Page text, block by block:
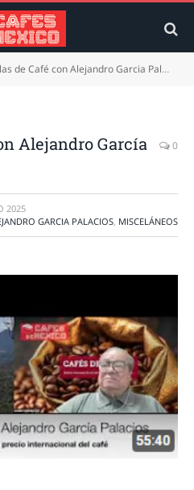
de Café con Alejandro Garcia Palacios
Alejandro García
0
2025
GARCIA PALACIOS, MISCELÁNEOS